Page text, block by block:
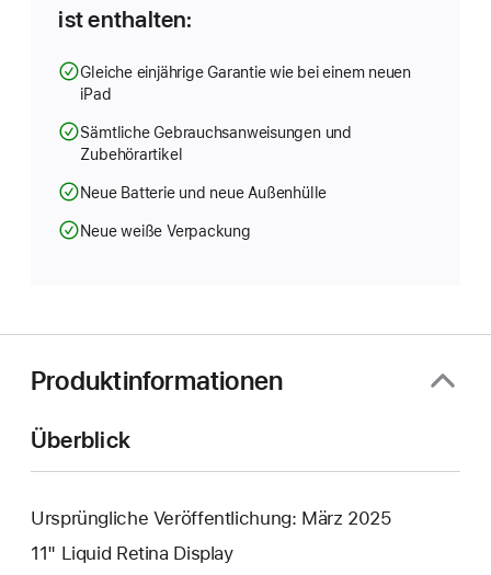
ist enthalten:
Gleiche einjährige Garantie wie bei einem neuen
iPad
Sämtliche Gebrauchsanweisungen und
Zubehörartikel
Neue Batterie und neue Außenhülle
Neue weiße Verpackung
Produktinformationen
Überblick
Ursprüngliche Veröffentlichung: März 2025
11" Liquid Retina Display